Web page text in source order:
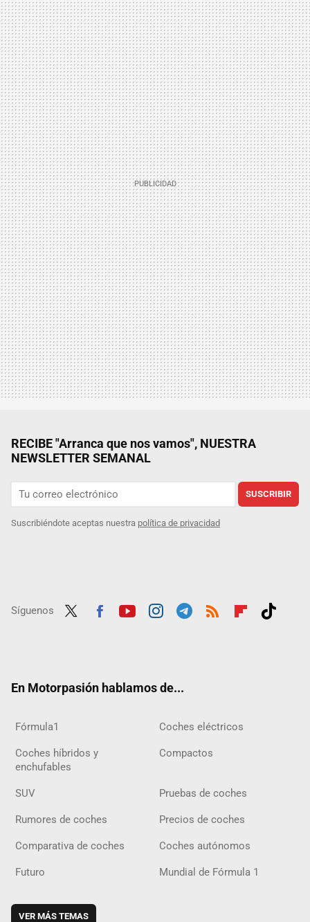
RECIBE "Arranca que nos vamos", NUESTRA
NEWSLETTER SEMANAL
SUSCRIBIR
Suscribiéndote aceptas nuestra política de privacidad
Síguenos
En Motorpasión hablamos de...
Fórmula1 Coches eléctricos
Coches híbridos y
enchufables
Compactos
SUV Pruebas de coches
Rumores de coches Precios de coches
Comparativa de coches Coches autónomos
Futuro Mundial de Fórmula 1
VER MÁS TEMAS